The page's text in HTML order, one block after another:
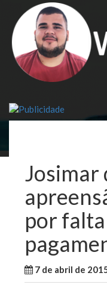
content
Josimar
por
7 de abril de